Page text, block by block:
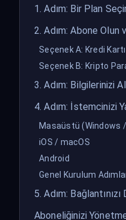
1. Adım: Bir Plan
2. Adım: Abone Olun
Seçenek A: Kredi
Seçenek B: Kripto
3. Adım: Bilgilerinizi
4. Adım: İstemcinizi
Masaüstü (Windows
iOS / macOS
Android
Genel Kurulum
5. Adım: Bağlantınızı
Aboneliğinizi